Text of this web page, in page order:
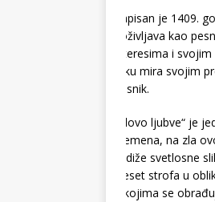
Zapisan je 1409.
doživljava kao
interesima i
ruku mira svojim
pesnik.
„Slovo ljubve“ je
vremena, na zla
uzdiže svetlosne
Deset strofa u
u kojima se